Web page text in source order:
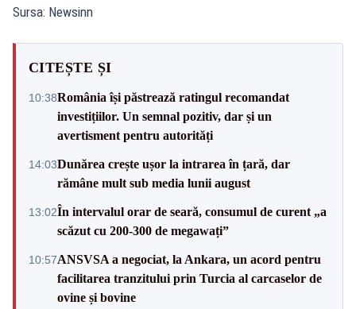
Sursa: Newsinn
CITEȘTE ȘI
10:38România își păstrează ratingul recomandat
investițiilor. Un semnal pozitiv, dar și un
avertisment pentru autorități
14:03Dunărea crește ușor la intrarea în țară, dar
rămâne mult sub media lunii august
13:02În intervalul orar de seară, consumul de curent „a
scăzut cu 200-300 de megawați”
10:57ANSVSA a negociat, la Ankara, un acord pentru
facilitarea tranzitului prin Turcia al carcaselor de
ovine și bovine